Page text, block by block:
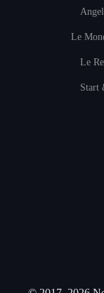
Le
Le
Start